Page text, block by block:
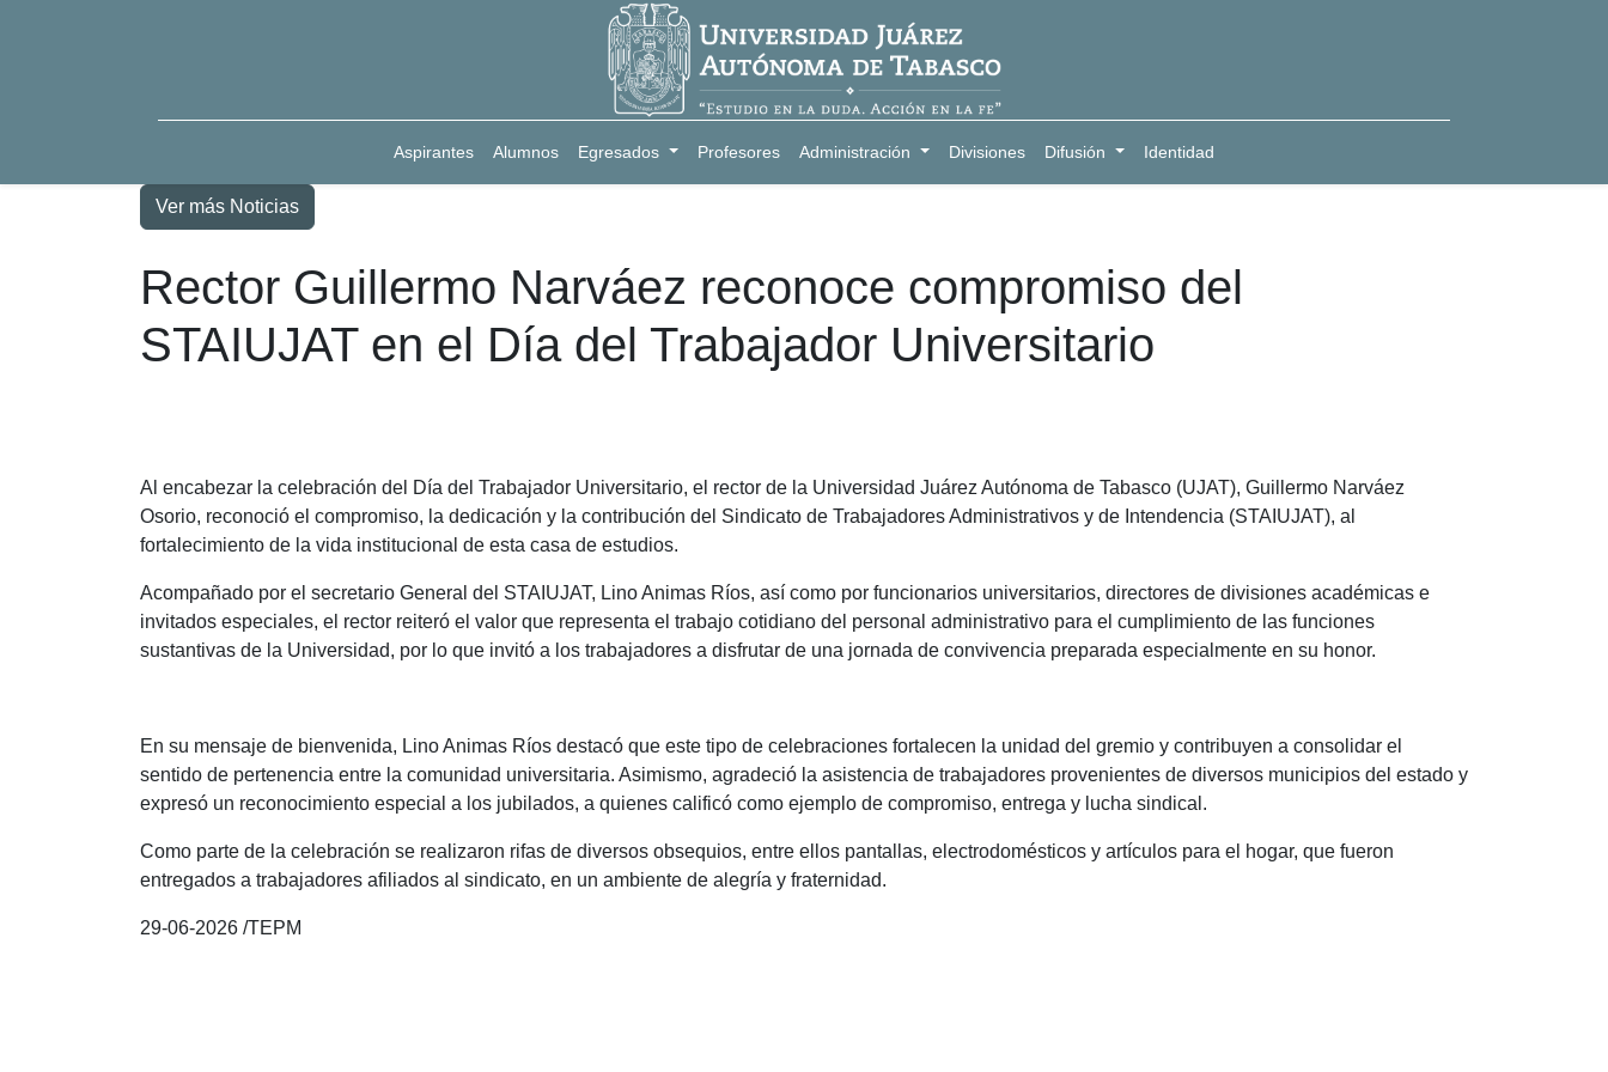
Aspirantes Alumnos Egresados Profesores Administración Divisiones Difusión Identidad
Ver más Noticias
Rector Guillermo Narváez reconoce compromiso del
STAIUJAT en el Día del Trabajador Universitario
Al encabezar la celebración del Día del Trabajador Universitario, el rector de la Universidad Juárez Autónoma de Tabasco (UJAT), Guillermo Narváez
Osorio, reconoció el compromiso, la dedicación y la contribución del Sindicato de Trabajadores Administrativos y de Intendencia (STAIUJAT), al
fortalecimiento de la vida institucional de esta casa de estudios.
Acompañado por el secretario General del STAIUJAT, Lino Animas Ríos, así como por funcionarios universitarios, directores de divisiones académicas e
invitados especiales, el rector reiteró el valor que representa el trabajo cotidiano del personal administrativo para el cumplimiento de las funciones
sustantivas de la Universidad, por lo que invitó a los trabajadores a disfrutar de una jornada de convivencia preparada especialmente en su honor.
En su mensaje de bienvenida, Lino Animas Ríos destacó que este tipo de celebraciones fortalecen la unidad del gremio y contribuyen a consolidar el
sentido de pertenencia entre la comunidad universitaria. Asimismo, agradeció la asistencia de trabajadores provenientes de diversos municipios del estado y
expresó un reconocimiento especial a los jubilados, a quienes calificó como ejemplo de compromiso, entrega y lucha sindical.
Como parte de la celebración se realizaron rifas de diversos obsequios, entre ellos pantallas, electrodomésticos y artículos para el hogar, que fueron
entregados a trabajadores afiliados al sindicato, en un ambiente de alegría y fraternidad.
29-06-2026 /TEPM